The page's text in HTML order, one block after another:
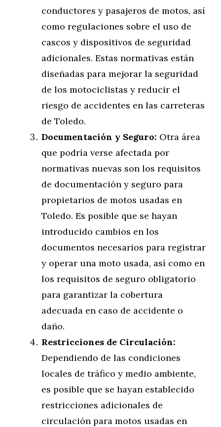
conductores y pasajeros de motos, así
como regulaciones sobre el uso de
cascos y dispositivos de seguridad
adicionales. Estas normativas están
diseñadas para mejorar la seguridad
de los motociclistas y reducir el
riesgo de accidentes en las carreteras
de Toledo.
Documentación y Seguro: Otra área
que podría verse afectada por
normativas nuevas son los requisitos
de documentación y seguro para
propietarios de motos usadas en
Toledo. Es posible que se hayan
introducido cambios en los
documentos necesarios para registrar
y operar una moto usada, así como en
los requisitos de seguro obligatorio
para garantizar la cobertura
adecuada en caso de accidente o
daño.
Restricciones de Circulación:
Dependiendo de las condiciones
locales de tráfico y medio ambiente,
es posible que se hayan establecido
restricciones adicionales de
circulación para motos usadas en